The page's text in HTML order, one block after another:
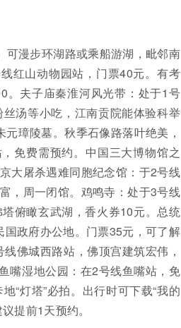
漫步环湖路或乘船游湖，毗邻南
红山动物园站，门票40元。有考
。夫子庙秦淮河风光带：处于1号
汤等小吃，江南贡院能体验科举
璋陵墓。秋季石像路落叶绝美，
免费需预约。中国三大博物馆之
大屠杀遇难同胞纪念馆：于2号线
，周一闭馆。鸡鸣寺：处于3号线
俯瞰玄武湖，香火券10元。总统
政府办公地。门票35元，可了解
佛城西路站，佛顶宫建筑宏伟，
嘴湿地公园：在2号线鱼嘴站，免
“灯塔”必拍。出行时可下载“我的
提前1天预约。